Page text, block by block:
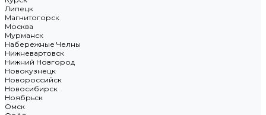
Липецк
Магнитогорск
Москва
Мурманск
Набережные Челны
Нижневартовск
Нижний Новгород
Новокузнецк
Новороссийск
Новосибирск
Ноябрьск
Омск